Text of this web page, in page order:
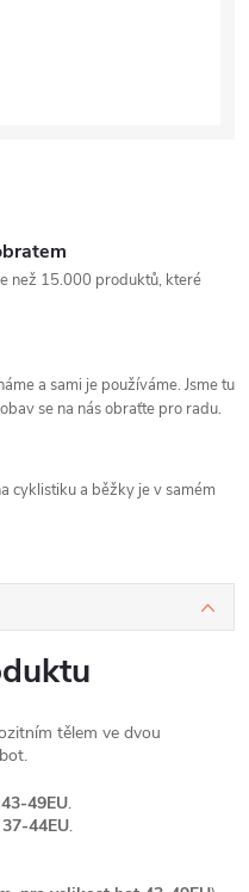
než 15.000 produktů, které
a sami je používáme. Jsme tu
se na nás obraťte pro radu.
cyklistiku a běžky je v samém
tělem ve dvou
49EU.
44EU.